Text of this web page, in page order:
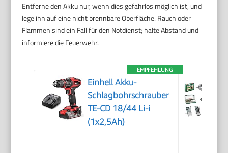
Entferne den Akku nur, wenn dies gefahrlos möglich ist, und
lege ihn auf eine nicht brennbare Oberfläche. Rauch oder
Flammen sind ein Fall für den Notdienst; halte Abstand und
informiere die Feuerwehr.
EMPFEHLUNG
Einhell Akku-
Schlagbohrschrauber
TE-CD 18/44 Li-i
(1x2,5Ah)